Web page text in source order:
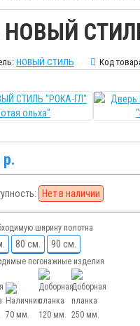
НОВЫЙ СТИЛЬ Код
Нет в наличии
ширину полотна
80 см. 90 см.
погонажные изделия